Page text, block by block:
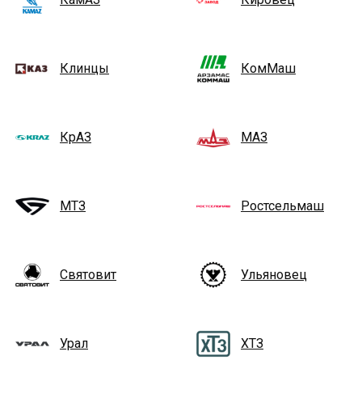
Клинцы КомМаш
КрАЗ МАЗ
МТЗ Ростсельмаш
Святовит Ульяновец
Урал ХТЗ